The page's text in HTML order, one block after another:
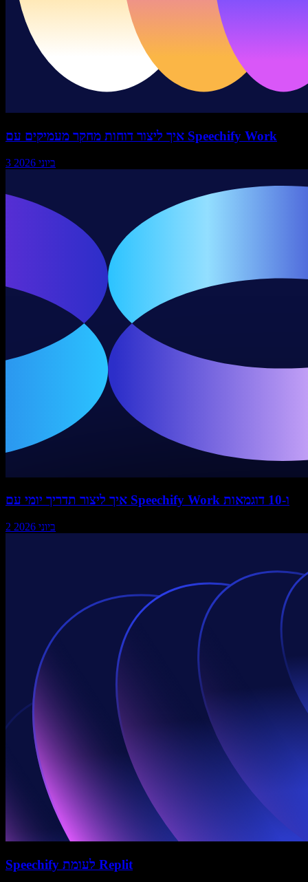
איך ליצור דוחות מחקר מעמיקים עם Speechify Work
3 ביוני 2026
איך ליצור תדריך יומי עם Speechify Work ו-10 דוגמאות
2 ביוני 2026
Speechify לעומת Replit